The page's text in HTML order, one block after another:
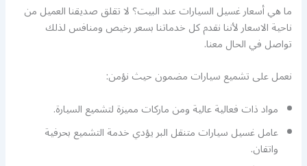
ما هي أسعار غسيل السيارات عند البيت؟ لا تقلق صديقنا العميل من
ناحية الاسعار لأننا نقدم كل خدماتنا بسعر رخيص ومنافس لذلك
تواصل في الحال معنا.
نعمل على تشميع سيارات مضمون حيث نؤمن:
مواد ذات فعالية عالية ومن ماركات مميزة لتشميع السيارة.
عامل غسيل سيارات متنقل البر يؤدي خدمة التشميع بحرفية
واتقان.